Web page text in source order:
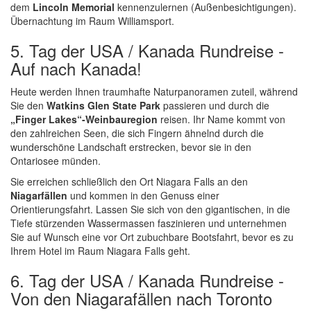
dem Lincoln Memorial kennenzulernen (Außenbesichtigungen).
Übernachtung im Raum Williamsport.
5. Tag der USA / Kanada Rundreise -
Auf nach Kanada!
Heute werden Ihnen traumhafte Naturpanoramen zuteil, während
Sie den Watkins Glen State Park passieren und durch die
„Finger Lakes“-Weinbauregion reisen. Ihr Name kommt von
den zahlreichen Seen, die sich Fingern ähnelnd durch die
wunderschöne Landschaft erstrecken, bevor sie in den
Ontariosee münden.
Sie erreichen schließlich den Ort Niagara Falls an den
Niagarfällen und kommen in den Genuss einer
Orientierungsfahrt. Lassen Sie sich von den gigantischen, in die
Tiefe stürzenden Wassermassen faszinieren und unternehmen
Sie auf Wunsch eine vor Ort zubuchbare Bootsfahrt, bevor es zu
Ihrem Hotel im Raum Niagara Falls geht.
6. Tag der USA / Kanada Rundreise -
Von den Niagarafällen nach Toronto